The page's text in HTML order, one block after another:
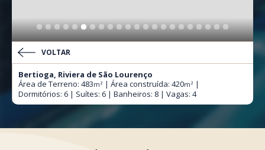
VOLTAR
Bertioga, Riviera de São Lourenço
Área de Terreno: 483m² | Área construída: 420m² |
Dormitórios: 6 | Suítes: 6 | Banheiros: 8 | Vagas: 4